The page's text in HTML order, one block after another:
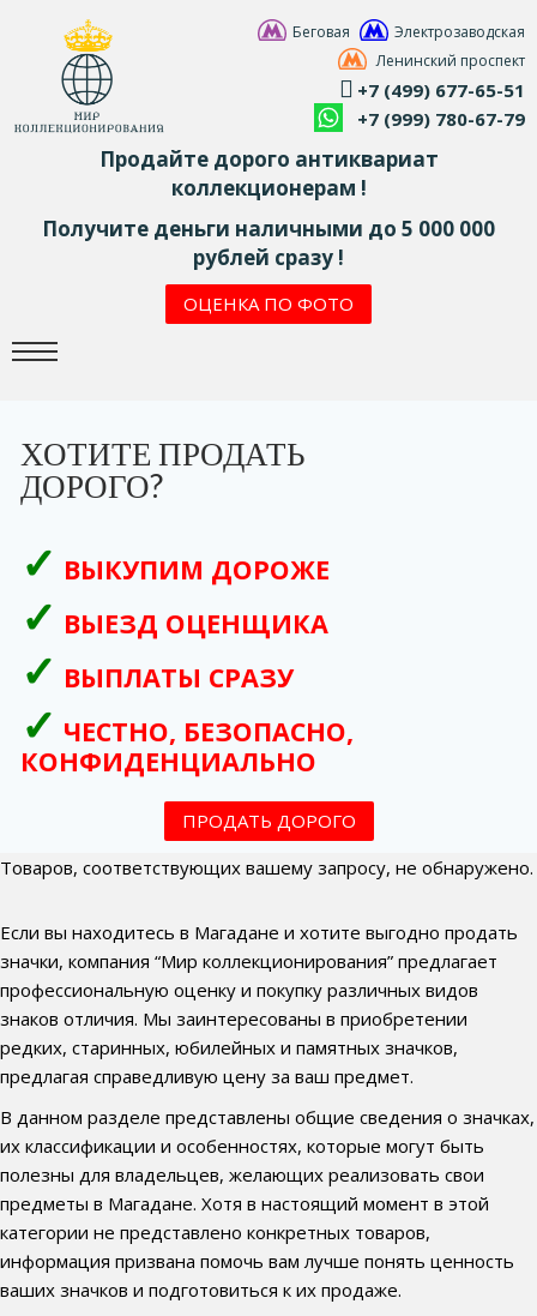
Беговая
Электрозаводская
Ленинский проспект
+7 (499) 677-65-51
+7 (999) 780-67-79
Продайте дорого антиквариат
коллекционерам !
Получите деньги наличными до 5 000 000
рублей сразу !
ОЦЕНКА ПО ФОТО
ХОТИТЕ ПРОДАТЬ
ДОРОГО?
ВЫКУПИМ ДОРОЖЕ
ВЫЕЗД ОЦЕНЩИКА
ВЫПЛАТЫ СРАЗУ
ЧЕСТНО, БЕЗОПАСНО,
КОНФИДЕНЦИАЛЬНО
ПРОДАТЬ ДОРОГО
Товаров, соответствующих вашему запросу, не обнаружено.
Если вы находитесь в Магадане и хотите выгодно продать
значки, компания “Мир коллекционирования” предлагает
профессиональную оценку и покупку различных видов
знаков отличия. Мы заинтересованы в приобретении
редких, старинных, юбилейных и памятных значков,
предлагая справедливую цену за ваш предмет.
В данном разделе представлены общие сведения о значках,
их классификации и особенностях, которые могут быть
полезны для владельцев, желающих реализовать свои
предметы в Магадане. Хотя в настоящий момент в этой
категории не представлено конкретных товаров,
информация призвана помочь вам лучше понять ценность
ваших значков и подготовиться к их продаже.